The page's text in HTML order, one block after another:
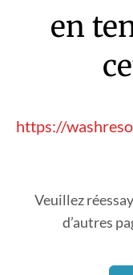
en
https://
Veuillez
d’autres